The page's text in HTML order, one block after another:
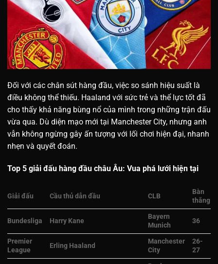
Đối với các chân sút hàng đầu, việc so sánh hiệu suất là
điều không thể thiếu. Haaland với sức trẻ và thể lực tốt đã
cho thấy khả năng bùng nổ của mình trong những trận đấu
vừa qua. Dù diện mạo mới tại Manchester City, nhưng anh
vẫn không ngừng gây ấn tượng với lối chơi hiện đại, nhanh
nhẹn và quyết đoán.
Top 5 giải đấu hàng đầu châu Âu: Vua phá lưới hiện tại
Giải đấu Cầu thủ dẫn đầu CLB
Bàn
thắng
Bundesliga Harry Kane
Bayern
Munich
36
Premier
League
Erling Haaland
Manchester
City
26-
27